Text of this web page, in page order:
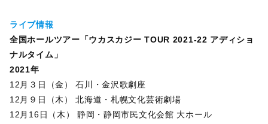
ライブ情報
全国ホールツアー「ウカスカジー TOUR 2021-22 アディショ
ナルタイム」
2021年
12月３日（金） 石川・金沢歌劇座
12月９日（木） 北海道・札幌文化芸術劇場
12月16日（木） 静岡・静岡市民文化会館 大ホール